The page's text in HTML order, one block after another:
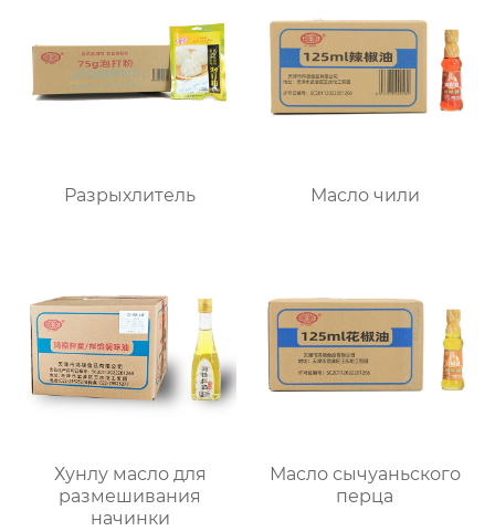
Разрыхлитель Масло чили
Хунлу масло для
размешивания
начинки
Масло сычуаньского
перца